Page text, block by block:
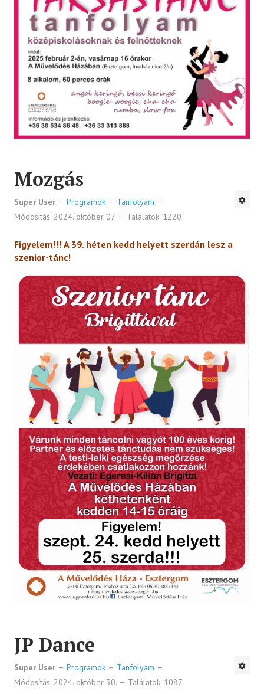
Mozgás
Super User Programok
Tanfolyam
Módosítás: 2024. október 07.
Találatok: 1220
Figyelem!!! A 39. héten kedd helyett szerdán lesz a
szenior-tánc!
JP Dance
Super User Programok
Tanfolyam
Módosítás: 2024. október 30.
Találatok: 1087